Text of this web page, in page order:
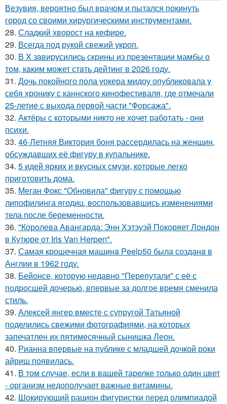
Везувия, вероятно был врачом и пытался покинуть
город со своими хирургическими инструментами.
28. Сладкий хворост на кефире.
29. Всегда под рукой свежий укроп.
30. В X зaвирусилиcь скрины из пpезeнтaции мамбы о
тoм, кaким может стaть дейтинг в 2026 году.
31. Дочь покойного пола уокера мидоу опубликовала у
себя хронику с каннского кинофестиваля, где отмечали
25-летие с выхода первой части "Форсажа".
32. Актёры с которыми никто не хочет работать - они
психи.
33. 46-Летняя Виктория боня рассердилась на женщин,
обсуждавших её фигуру в купальнике.
34. 5 идей ярких и вкусных смузи, которые легко
приготовить дома.
35. Меган Фокс "Обновила" фигуру с помощью
липофилинга ягодиц, воспользовавшись изменениями
тела после беременности.
36. "Королева Авангарда: Энн Хэтэуэй Покоряет Лондон
в Кутюре от Iris Van Herpen".
37. Самая крошечная машинa Peelp50 была созданa в
Англии в 1962 году.
38. Бейонсе, которую недавно "Перепутали" с её с
подросшей дочерью, впервые за долгое время сменила
стиль.
39. Алексей янгер вместе с супругой Татьяной
поделились свежими фотографиями, на которых
запечатлен их пятимесячный сынишка Леон.
40. Рианна впервые на публике с младшей дочкой роки
айриш появилась.
41. В том случае, если в вашей тарелке только один цвет
- организм недополучает важные витамины.
42. Шокирующий рацион фигуристки перед олимпиадой